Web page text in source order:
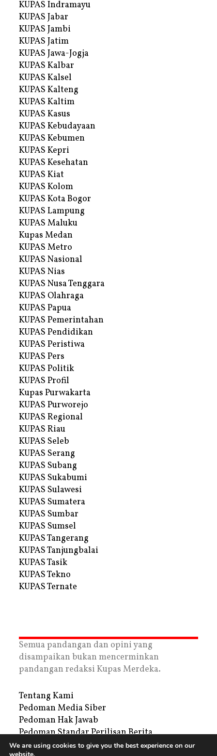
KUPAS Indramayu
KUPAS Jabar
KUPAS Jambi
KUPAS Jatim
KUPAS Jawa-Jogja
KUPAS Kalbar
KUPAS Kalsel
KUPAS Kalteng
KUPAS Kaltim
KUPAS Kasus
KUPAS Kebudayaan
KUPAS Kebumen
KUPAS Kepri
KUPAS Kesehatan
KUPAS Kiat
KUPAS Kolom
KUPAS Kota Bogor
KUPAS Lampung
KUPAS Maluku
Kupas Medan
KUPAS Metro
KUPAS Nasional
KUPAS Nias
KUPAS Nusa Tenggara
KUPAS Olahraga
KUPAS Papua
KUPAS Pemerintahan
KUPAS Pendidikan
KUPAS Peristiwa
KUPAS Pers
KUPAS Politik
KUPAS Profil
Kupas Purwakarta
KUPAS Purworejo
KUPAS Regional
KUPAS Riau
KUPAS Seleb
KUPAS Serang
KUPAS Subang
KUPAS Sukabumi
KUPAS Sulawesi
KUPAS Sumatera
KUPAS Sumbar
KUPAS Sumsel
KUPAS Tangerang
KUPAS Tanjungbalai
KUPAS Tasik
KUPAS Tekno
KUPAS Ternate
Semua pandangan dan opini yang
disampaikan bukan mencerminkan
pandangan redaksi Kupas Merdeka.
Tentang Kami
Pedoman Media Siber
Pedoman Hak Jawab
Pedoman Standar Perilisan Berita
Privacy Policy
We are using cookies to give you the best experience on our